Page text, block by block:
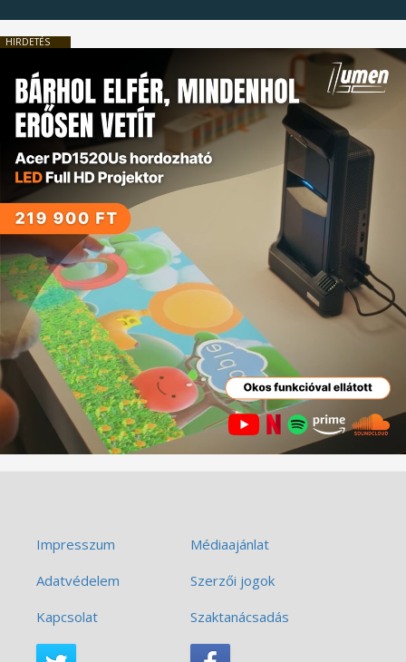
HIRDETÉS
Impresszum
Médiaajánlat
Adatvédelem
Szerzői jogok
Kapcsolat
Szaktanácsadás